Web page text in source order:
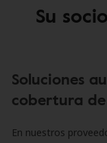
Su
Soluciones
cobertura
En nuestros